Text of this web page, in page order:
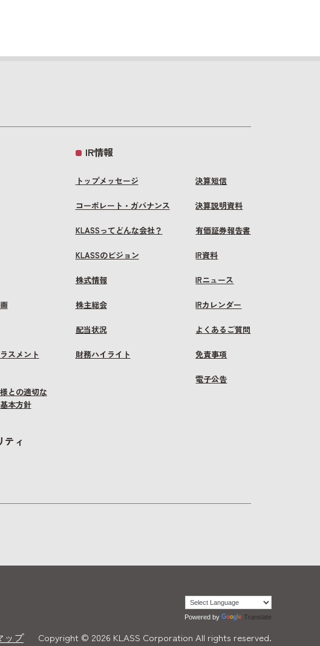
スメント
との適切な
本方針
ティ
IR情報
トップメッセージ
コーポレート・ガバナンス
KLASSってどんな会社？
KLASSのビジョン
株式情報
株主総会
配当状況
財務ハイライト
決算短信
決算説明資料
有価証券報告書
IR資料
IRニュース
IRカレンダー
よくあるご質問
免責事項
電子公告
Powered by Translate
ップ Copyright © 2026 KLASS Corporation All rights reserved.